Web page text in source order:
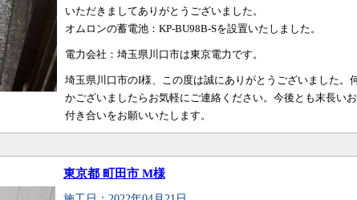
いただきましてありがとうございました。
オムロンの蓄電池：KP-BU98B-Sを設置いたしました。
電力会社：埼玉県川口市は東京電力です。
埼玉県川口市のI様、この度は誠にありがとうございました。
かございましたらお気軽にご連絡ください。今後とも末長いお
付き合いをお願いいたします。
東京都 町田市 M様